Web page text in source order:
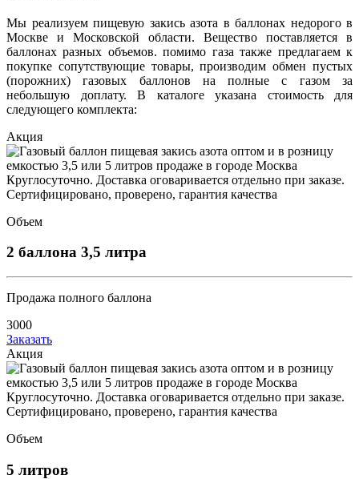
Мы реализуем пищевую закись азота в баллонах недорого в
Москве и Московской области. Вещество поставляется в
баллонах разных объемов. помимо газа также предлагаем к
покупке сопутствующие товары, производим обмен пустых
(порожних) газовых баллонов на полные с газом за
небольшую доплату. В каталоге указана стоимость для
следующего комплекта:
Акция
Объем
2 баллона 3,5 литра
Продажа полного баллона
3000
Заказать
Акция
Объем
5 литров